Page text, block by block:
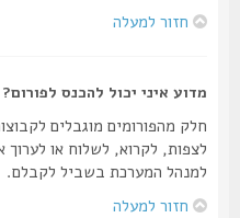
חזור למעלה
מדוע איני יכול להכנס לפורום?
חלק מהפורומים מוגבלים לקבוצות
לצפות, לקרוא, לשלוח או לערוך אתה
למנהל המערכת בשביל לקבלם.
חזור למעלה